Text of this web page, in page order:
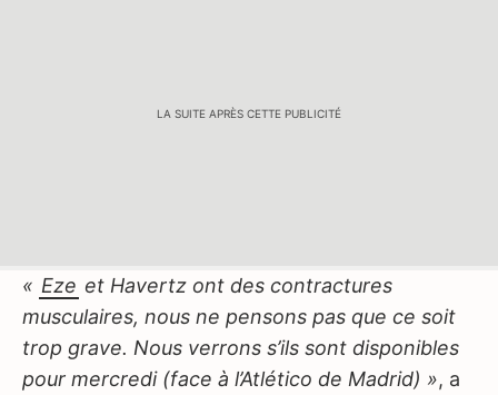
LA SUITE APRÈS CETTE PUBLICITÉ
« Eze et Havertz ont des contractures
musculaires, nous ne pensons pas que ce soit
trop grave. Nous verrons s’ils sont disponibles
pour mercredi (face à l’Atlético de Madrid) », a